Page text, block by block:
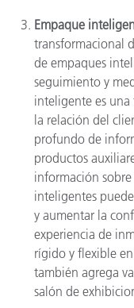
Empaque
transformacional
de empaques
seguimiento y
inteligente es
la relación del
profundo de
productos
información
inteligentes
y aumentar la
experiencia de
rígido y flexible
también agrega
salón de